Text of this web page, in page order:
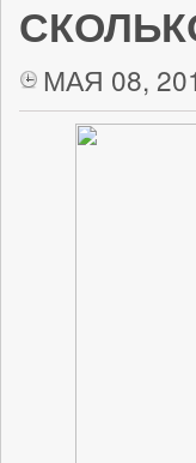
МАЯ 08,